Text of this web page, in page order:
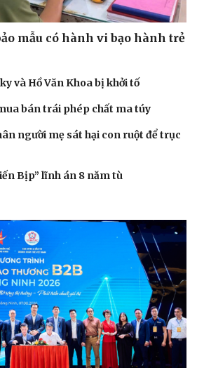
mẫu có hành vi bạo hành trẻ
và Hồ Văn Khoa bị khởi tố
bán trái phép chất ma túy
người mẹ sát hại con ruột để trục
Bịp” lĩnh án 8 năm tù